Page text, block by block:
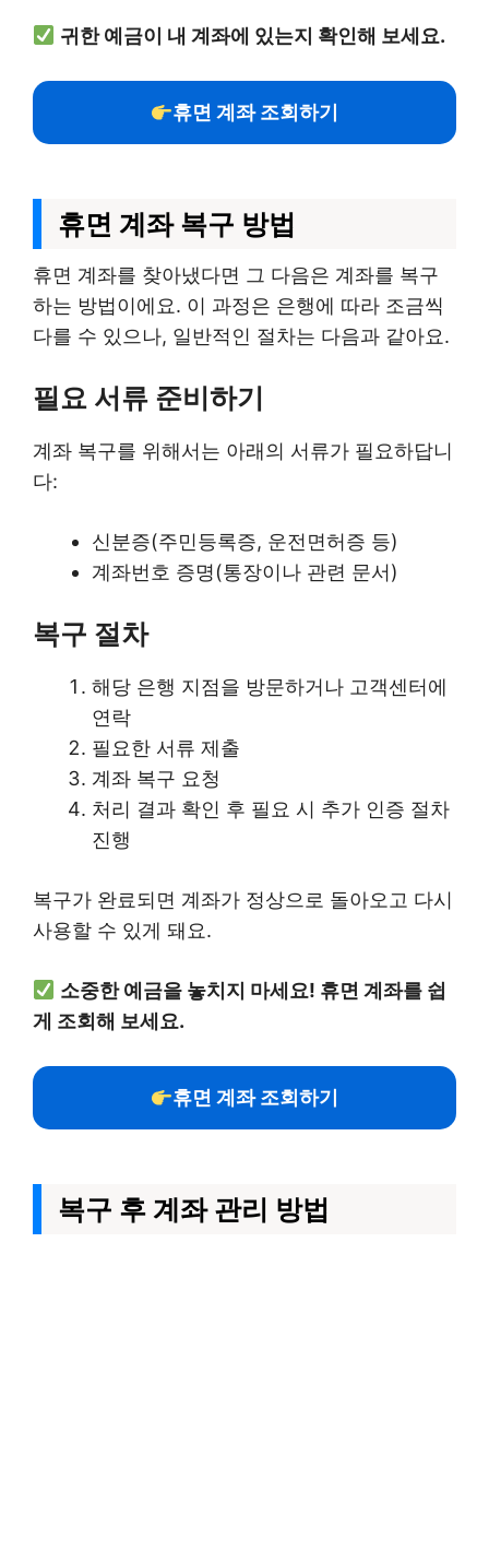
귀한 예금이 내 계좌에 있는지 확인해 보세요.
휴면 계좌 조회하기
휴면 계좌 복구 방법
휴면 계좌를 찾아냈다면 그 다음은 계좌를 복구
하는 방법이에요. 이 과정은 은행에 따라 조금씩
다를 수 있으나, 일반적인 절차는 다음과 같아요.
필요 서류 준비하기
계좌 복구를 위해서는 아래의 서류가 필요하답니
다:
신분증(주민등록증, 운전면허증 등)
계좌번호 증명(통장이나 관련 문서)
복구 절차
해당 은행 지점을 방문하거나 고객센터에
연락
필요한 서류 제출
계좌 복구 요청
처리 결과 확인 후 필요 시 추가 인증 절차
진행
복구가 완료되면 계좌가 정상으로 돌아오고 다시
사용할 수 있게 돼요.
소중한 예금을 놓치지 마세요! 휴면 계좌를 쉽
게 조회해 보세요.
휴면 계좌 조회하기
복구 후 계좌 관리 방법